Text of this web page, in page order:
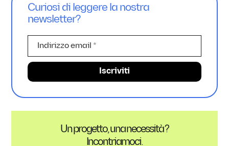
Curiosi di leggere la nostra
newsletter?
Un progetto, una necessità ?
Incontriamoci.